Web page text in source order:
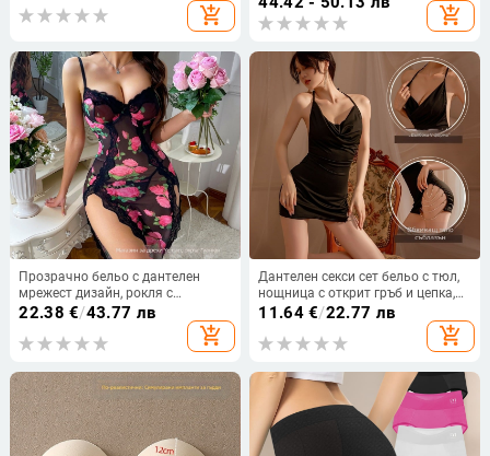
четириредово закопчаване,
найлонова материя с памучна
add_shopping_cart
2025
add_shopping_cart
Прозрачно бельо с дантелен
мрежест дизайн, рокля с
презрамки и висок разрез
22.38 €/43.77 лв
add_shopping_cart
Дантелен секси сет бельо с тюл,
нощница с открит гръб и цепка,
полиестер, за жени, модел
11.64€/22.77 лв
add_shopping_cart